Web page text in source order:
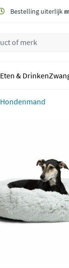
Bestelling uiterlijk
Eten & Drinken
Hondenmand